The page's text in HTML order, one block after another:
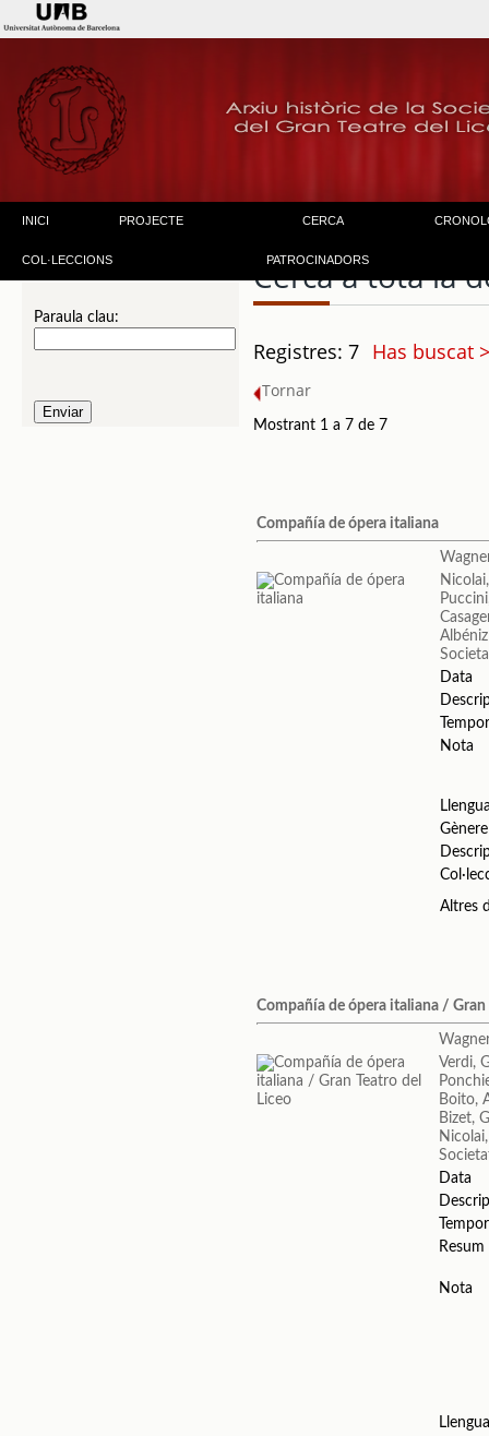
INICI PROJECTE CERCA
COL·LECCIONS PATROCINADORS
Paraula clau:
Cerca a tota la
Registres: 7 Has buscat
Tornar
Mostrant 1 a 7 de 7
Compañía de ópera italiana
Data
Nota
Gènere
Altres
Compañía de ópera italiana / Gran
Verdi,
Boito,
Bizet,
Data
Resum
Nota